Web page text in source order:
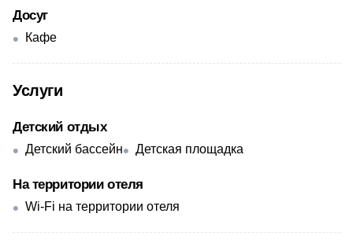
Досуг
Кафе
Услуги
Детский отдых
Детский бассейн Детская площадка
На территории отеля
Wi-Fi на территории отеля